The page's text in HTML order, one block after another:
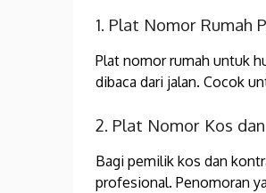
1. Plat Nomor Rumah
Plat nomor rumah untuk
dibaca dari jalan. Cocok
2. Plat Nomor Kos
Bagi pemilik kos dan
profesional. Penomoran